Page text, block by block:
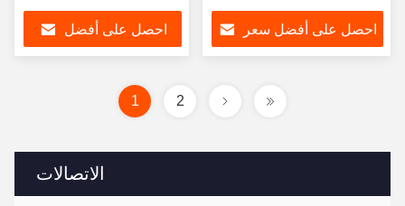
الاتصالات
المزدوج الصف 2500
للتطبيقات الصناعية
احصل على أفضل
الطبقة الضغط العالي
1500LB 1/2 'إلى 24' بوصة
احصل على أفضل سعر
1 2